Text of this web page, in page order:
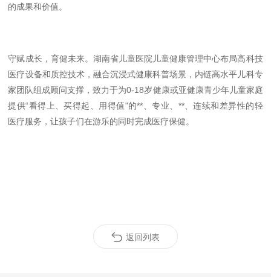
的成果和价值。
守赋成长，育健未来。湖南省儿童医院儿童健康管理中心布局高科技
医疗设备和质控技术，融合沉浸式健康科普场景，内链高水平儿科专
家团队组成顾问支撑，致力于为0-18岁健康或亚健康青少年儿童家庭
提供“看得上、买得起、用得值"的**、专业、**、连续和差异性的轻
医疗服务，让孩子们在游乐的同时完成医疗保健。
返回列表